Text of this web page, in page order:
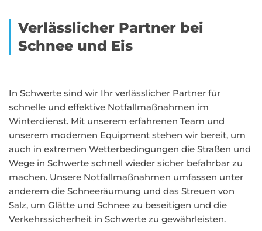
Verlässlicher Partner bei
Schnee und Eis
In Schwerte sind wir Ihr verlässlicher Partner für
schnelle und effektive Notfallmaßnahmen im
Winterdienst. Mit unserem erfahrenen Team und
unserem modernen Equipment stehen wir bereit, um
auch in extremen Wetterbedingungen die Straßen und
Wege in Schwerte schnell wieder sicher befahrbar zu
machen. Unsere Notfallmaßnahmen umfassen unter
anderem die Schneeräumung und das Streuen von
Salz, um Glätte und Schnee zu beseitigen und die
Verkehrssicherheit in Schwerte zu gewährleisten.